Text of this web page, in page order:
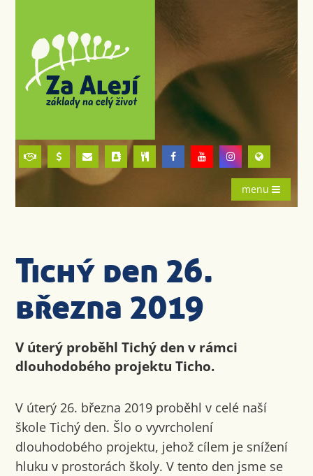
menu
Tichý den 26.
března 2019
V úterý proběhl Tichý den v rámci
dlouhodobého projektu Ticho.
V úterý 26. března 2019 proběhl v celé naší
škole Tichý den. Šlo o vyvrcholení
dlouhodobého projektu, jehož cílem je snížení
hluku v prostorách školy. V tento den jsme se